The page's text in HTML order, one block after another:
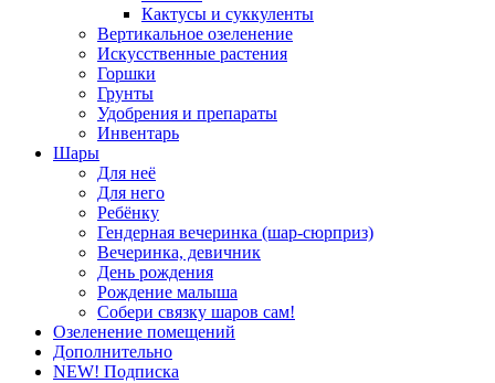
Кактусы и суккуленты
Вертикальное озеленение
Искусственные растения
Горшки
Грунты
Удобрения и препараты
Инвентарь
Шары
Для неё
Для него
Ребёнку
Гендерная вечеринка (шар-сюрприз)
Вечеринка, девичник
День рождения
Рождение малыша
Собери связку шаров сам!
Озеленение помещений
Дополнительно
NEW! Подписка